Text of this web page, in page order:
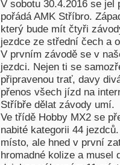
V sobotu 30.4.2016 se
pořádá AMK Stříbro.
který bude mít čtyři
jezdce ze střední čech a
V prvním závodě se v
jezdci. Nejen ti se
připravenou trať, davy
přenos všech jízd na
Stříbře dělat závody umí.
Ve třídě Hobby MX2 se
nabité kategorii 44
místo, ale hned v první
hromadné kolize a musel